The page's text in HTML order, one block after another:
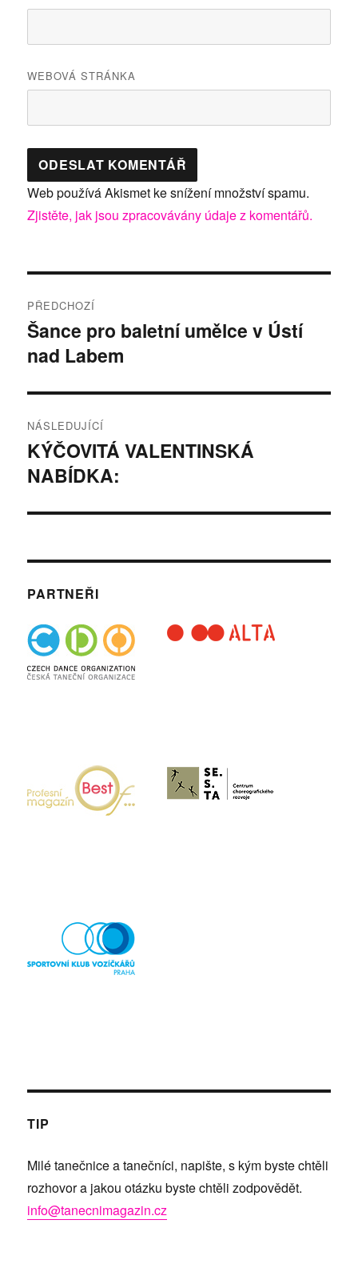
WEBOVÁ STRÁNKA
Web používá Akismet ke snížení množství spamu.
Zjistěte, jak jsou zpracovávány údaje z komentářů.
pro
příspěvek
PŘEDCHOZÍ
Předchozí
příspěvek:
Šance pro baletní umělce v Ústí
nad Labem
NÁSLEDUJÍCÍ
Následující
příspěvek:
KÝČOVITÁ VALENTINSKÁ
NABÍDKA:
PARTNEŘI
TIP
Milé tanečnice a tanečníci, napište, s kým byste chtěli
rozhovor a jakou otázku byste chtěli zodpovědět.
info@tanecnimagazin.cz